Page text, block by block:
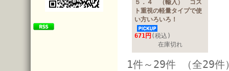
５．４ （輸入） コス
ト重視の軽量タイプで使
い方いろいろ！
671円 (税込)
在庫切れ
1件～29件 （全29件